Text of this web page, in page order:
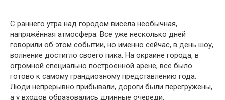
С раннего утра над городом висела необычная,
напряжённая атмосфера. Все уже несколько дней
говорили об этом событии, но именно сейчас, в день шоу,
волнение достигло своего пика. На окраине города, в
огромной специально построенной арене, всё было
готово к самому грандиозному представлению года.
Люди непрерывно прибывали, дороги были перегружены,
а у входов образовались длинные очереди.